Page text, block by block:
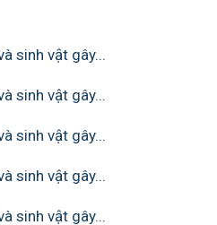
sinh vật gây...
sinh vật gây...
sinh vật gây...
sinh vật gây...
sinh vật gây...